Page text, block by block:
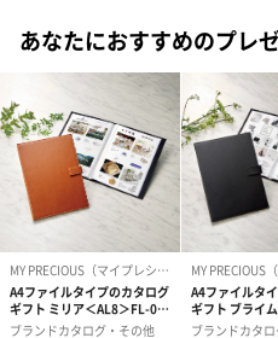
商品詳細
大切な方への贈り物に
冊子ではないおしゃれなファイ
で、ハイセンスでワンランク上
にピッタリです。
#30代 #40代 #50代 #60代
あなたにおすすめのプレ